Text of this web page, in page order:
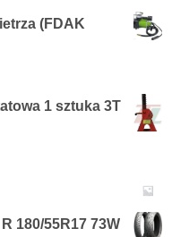
(FDAK
1 sztuka 3T
180/55R17 73W